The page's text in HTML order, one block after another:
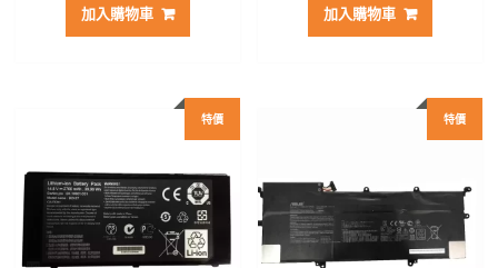
格：
加入購物車
格：
加入購物車
特價 特價